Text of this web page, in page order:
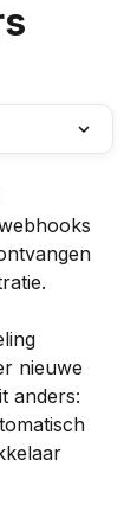
nieuwe
anders: